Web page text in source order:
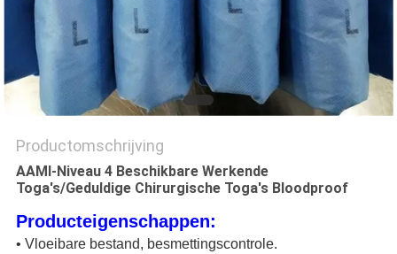
Productomschrijving
AAMI-Niveau 4 Beschikbare Werkende
Toga's/Geduldige Chirurgische Toga's Bloodproof
Producteigenschappen:
• Vloeibare bestand, besmettingscontrole.